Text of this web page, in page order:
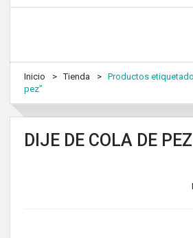
Inicio Tienda
Productos
pez”
DIJE DE COLA DE PEZ